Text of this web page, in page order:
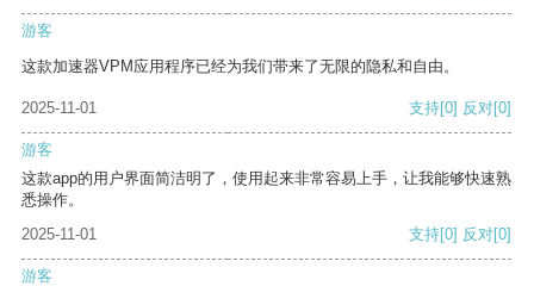
游客
这款加速器VPM应用程序已经为我们带来了无限的隐私和自由。
2025-11-01 支持[0] 反对[0]
游客
这款app的用户界面简洁明了，使用起来非常容易上手，让我能够快速熟
悉操作。
2025-11-01
支持[0] 反对[0]
游客